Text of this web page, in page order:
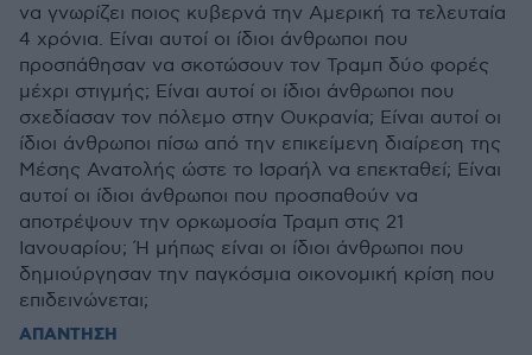
να γνωρίζει ποιος κυβερνά την Αμερική τα τελευταία
4 χρόνια. Είναι αυτοί οι ίδιοι άνθρωποι που
προσπάθησαν να σκοτώσουν τον Τραμπ δύο φορές
μέχρι στιγμής; Είναι αυτοί οι ίδιοι άνθρωποι που
σχεδίασαν τον πόλεμο στην Ουκρανία; Είναι αυτοί οι
ίδιοι άνθρωποι πίσω από την επικείμενη διαίρεση της
Μέσης Ανατολής ώστε το Ισραήλ να επεκταθεί; Είναι
αυτοί οι ίδιοι άνθρωποι που προσπαθούν να
αποτρέψουν την ορκωμοσία Τραμπ στις 21
Ιανουαρίου; Ή μήπως είναι οι ίδιοι άνθρωποι που
δημιούργησαν την παγκόσμια οικονομική κρίση που
επιδεινώνεται;
ΑΠΑΝΤΗΣΗ